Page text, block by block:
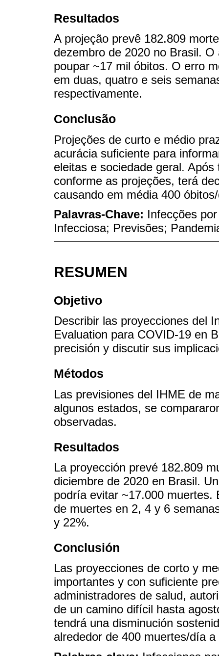
Resultados
A projeção prevê 182.809
dezembro de 2020 no Brasil.
poupar ~17 mil óbitos. O erro
em duas, quatro e seis
respectivamente.
Conclusão
Projeções de curto e médio
acurácia suficiente para
eleitas e sociedade geral.
conforme as projeções, terá
causando em média 400
Palavras-Chave: Infecções
Infecciosa; Previsões;
RESUMEN
Objetivo
Describir las proyecciones del
Evaluation para COVID-19 en
precisión y discutir sus
Métodos
Las previsiones del IHME de
algunos estados, se
observadas.
Resultados
La proyección prevé 182.809
diciembre de 2020 en Brasil.
podría evitar ~17.000 muertes.
de muertes en 2, 4 y 6
y 22%.
Conclusión
Las proyecciones de corto y
importantes y con suficiente
administradores de salud,
de un camino difícil hasta
tendrá una disminución
alrededor de 400 muertes/día